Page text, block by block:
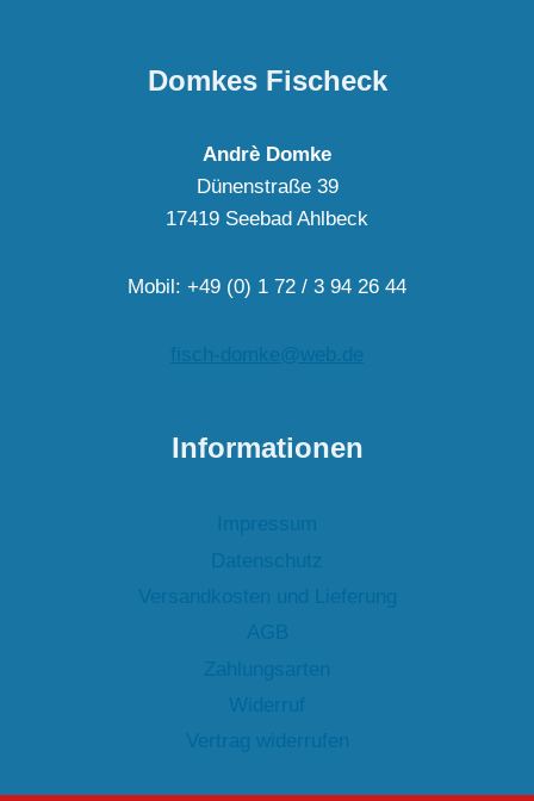
Domkes Fischeck
Andrè Domke
Dünenstraße 39
17419 Seebad Ahlbeck
Mobil: +49 (0) 1 72 / 3 94 26 44
fisch-domke@web.de
Informationen
Impressum
Datenschutz
Versandkosten und Lieferung
AGB
Zahlungsarten
Widerruf
Vertrag widerrufen